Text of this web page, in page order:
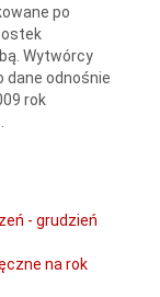
po
Wytwórcy
dane odnośnie
rok
- grudzień
na rok